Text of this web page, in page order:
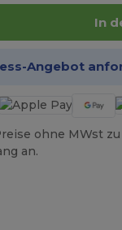
In
Angebot
ohne MWst
an.